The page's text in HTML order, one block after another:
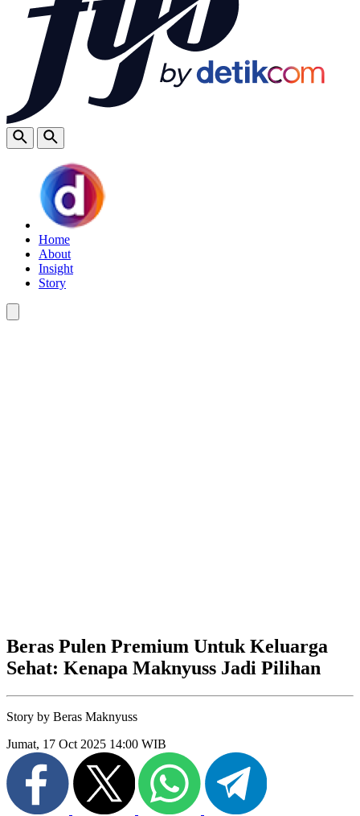
Home
About
Insight
Story
Beras Pulen Premium Untuk Keluarga
Sehat: Kenapa Maknyuss Jadi Pilihan
Story by Beras Maknyuss
Jumat, 17 Oct 2025 14:00 WIB